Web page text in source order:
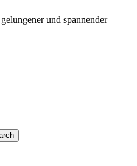
und spannender